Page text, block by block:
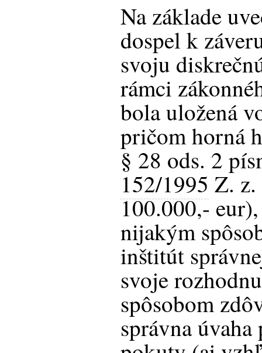
Na základe
dospel k
svoju
rámci
bola uložená
pričom horná
§ 28 ods. 2
152/1995 Z. z.
100.000,-
nijakým
inštitút
svoje
spôsobom
správna